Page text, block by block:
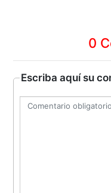
0
Escriba aquí su